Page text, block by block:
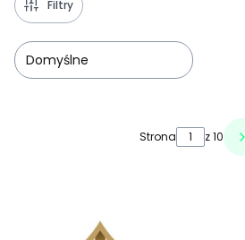
Filtry
Domyślne
Strona z 10